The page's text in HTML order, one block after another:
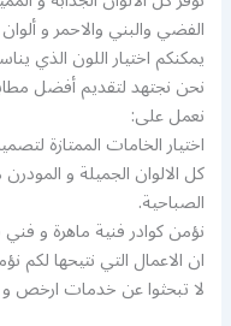
الفضي والبني والاحمر و
يمكنكم اختيار اللون الذي
نحن نجتهد لتقديم أفضل
نعمل على:
اختيار الخامات الممتازة
كل الالوان الجميلة و
الصباحية.
نؤمن كوادر فنية ماهرة و
ان الاعمال التي نتيحها
لا تبحثوا عن خدمات ارخص و